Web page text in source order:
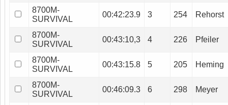
8700M-
SURVIVAL
00:42:23.9 3 254 Rehorst
8700M-
SURVIVAL
00:43:10,3 4 226 Pfeiler
8700M-
SURVIVAL
00:43:15.8 5 205 Heming
8700M-
SURVIVAL
00:46:09.3 6 298 Meyer